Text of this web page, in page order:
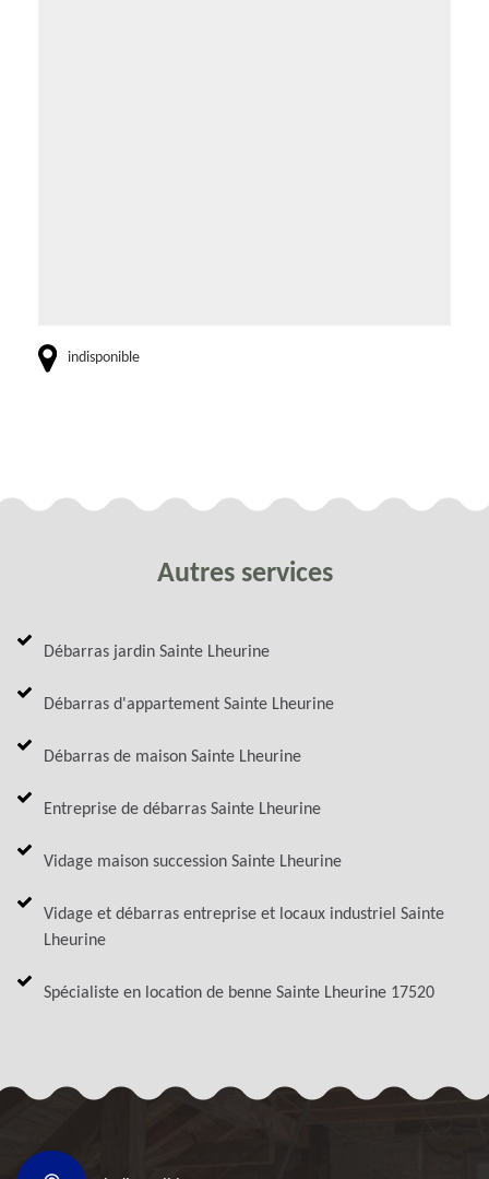
indisponible
Autres services
Débarras jardin Sainte Lheurine
Débarras d'appartement Sainte Lheurine
Débarras de maison Sainte Lheurine
Entreprise de débarras Sainte Lheurine
Vidage maison succession Sainte Lheurine
Vidage et débarras entreprise et locaux industriel Sainte
Lheurine
Spécialiste en location de benne Sainte Lheurine 17520